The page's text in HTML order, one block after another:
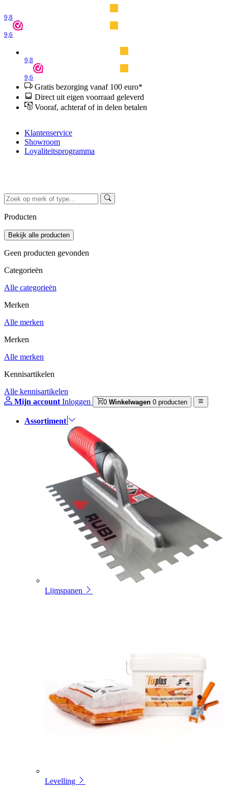
9,8
9,6
9,8
9,6
Gratis bezorging vanaf 100 euro*
Direct uit eigen voorraad geleverd
Vooraf, achteraf of in delen betalen
Klantenservice
Showroom
Loyaliteitsprogramma
Producten
Geen producten gevonden
Categorieën
Alle categorieën
Merken
Alle merken
Merken
Alle merken
Kennisartikelen
Alle kennisartikelen
Mijn account Inloggen 0 Winkelwagen 0 producten
Assortiment
Lijmspanen
Levelling